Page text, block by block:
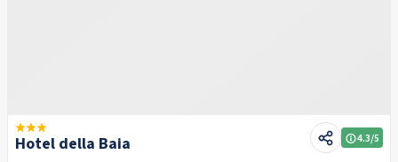
Hotel della Baia 4.3/5